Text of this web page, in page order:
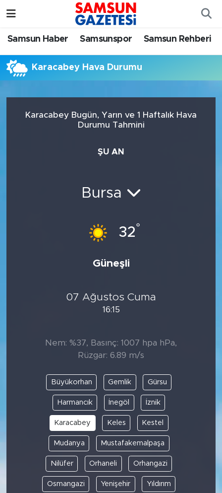
Samsun Haber Samsunspor Samsun Rehberi
Karacabey Hava Durumu
Karacabey Bugün, Yarın ve 1 Haftalık Hava
Durumu Tahmini
ŞU AN
Bursa
32°
Güneşli
07 Ağustos Cuma
16:15
Nem: %37, Basınç: 1007 hpa hPa,
Rüzgar: 6.89 m/s
Büyükorhan Gemlik Gürsu
Harmancık İnegöl İznik
Karacabey Keles Kestel
Mudanya Mustafakemalpaşa
Nilüfer Orhaneli Orhangazi
Osmangazi Yenişehir Yıldırım
Samsun Haber
Samsunspor
Resmi İlanlar
Samsun Nöbetçi Eczaneler
Samsun Hava Durumu
Samsun Trafik Yoğunluk Haritası
Son Dakika Haberleri